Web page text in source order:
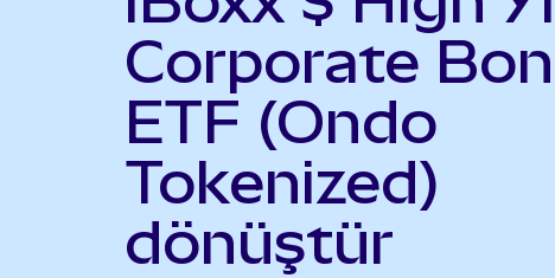
Corporate
ETF (Ondo
Tokenized)
dönüştür